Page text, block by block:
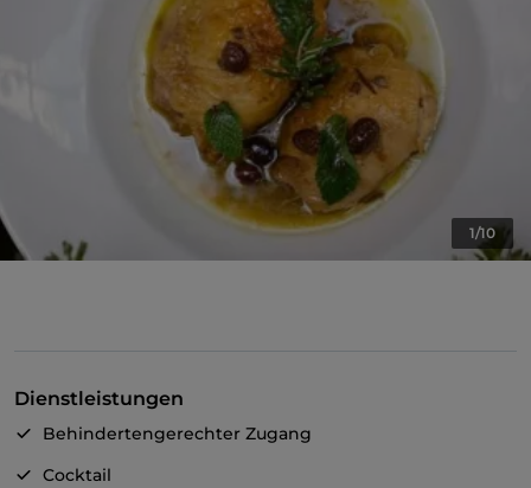
1/10
Dienstleistungen
Behindertengerechter Zugang
Cocktail